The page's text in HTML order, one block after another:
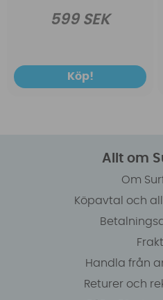
599 SEK
Köp!
Allt om
Om
Köpavtal och
Handla från
Returer och